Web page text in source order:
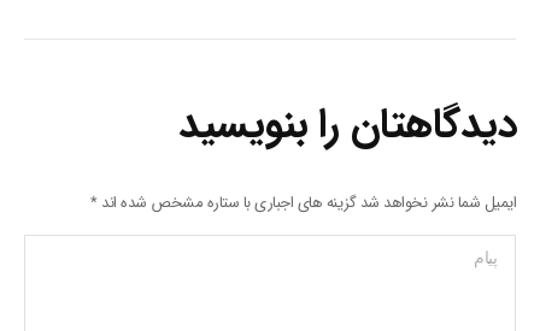
دیدگاهتان را بنویسید
ایمیل شما نشر نخواهد شد گزینه های اجباری با ستاره مشخص شده اند*
پیام